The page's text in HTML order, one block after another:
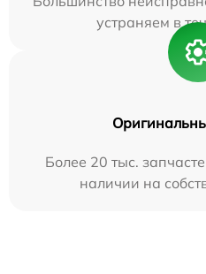
устраняем в
Более 20 тыс.
наличии на